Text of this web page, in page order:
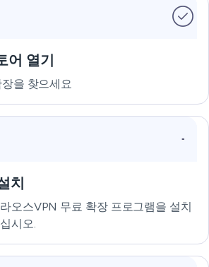
어 열기
을 찾으세요
치
오스VPN 무료 확장 프로그램을 설치
시오.